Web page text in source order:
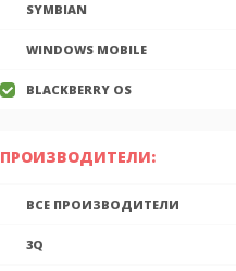
SYMBIAN
WINDOWS MOBILE
BLACKBERRY OS
ПРОИЗВОДИТЕЛИ:
ВСЕ ПРОИЗВОДИТЕЛИ
3Q